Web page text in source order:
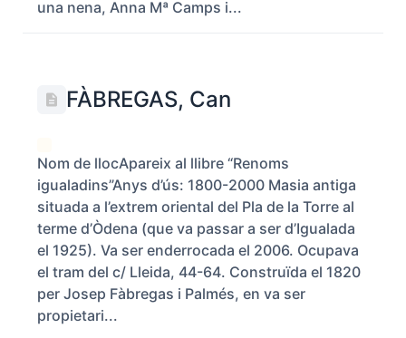
una nena, Anna Mª Camps i...
FÀBREGAS, Can
Nom de llocApareix al llibre “Renoms
igualadins”Anys d’ús: 1800-2000 Masia antiga
situada a l’extrem oriental del Pla de la Torre al
terme d’Òdena (que va passar a ser d’Igualada
el 1925). Va ser enderrocada el 2006. Ocupava
el tram del c/ Lleida, 44-64. Construïda el 1820
per Josep Fàbregas i Palmés, en va ser
propietari...